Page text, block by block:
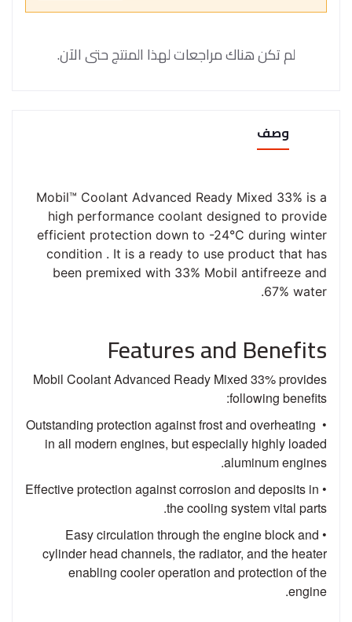
لم تكن هناك مراجعات لهذا المنتج حتى الآن.
وصف
Mobil™ Coolant Advanced Ready Mixed 33% is a
high performance coolant designed to provide
efficient protection down to -24°C during winter
condition . It is a ready to use product that has
been premixed with 33% Mobil antifreeze and
67% water.
Features and Benefits
Mobil Coolant Advanced Ready Mixed 33% provides
following benefits:
• Outstanding protection against frost and overheating
in all modern engines, but especially highly loaded
aluminum engines.
• Effective protection against corrosion and deposits in
the cooling system vital parts.
• Easy circulation through the engine block and
cylinder head channels, the radiator, and the heater
enabling cooler operation and protection of the
engine.